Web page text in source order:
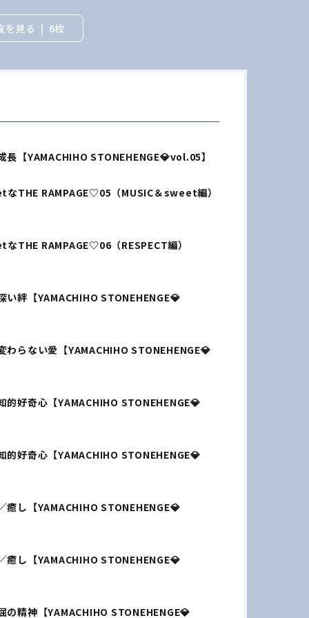
を見る 6枚
【YAMACHIHO STONEHENGE💎vol.05】
THE RAMPAGE♡05（MUSIC＆sweet編）
THE RAMPAGE♡06（RESPECT編）
絆【YAMACHIHO STONEHENGE💎
らない愛【YAMACHIHO STONEHENGE💎
好奇心【YAMACHIHO STONEHENGE💎
好奇心【YAMACHIHO STONEHENGE💎
し【YAMACHIHO STONEHENGE💎
し【YAMACHIHO STONEHENGE💎
精神【YAMACHIHO STONEHENGE💎